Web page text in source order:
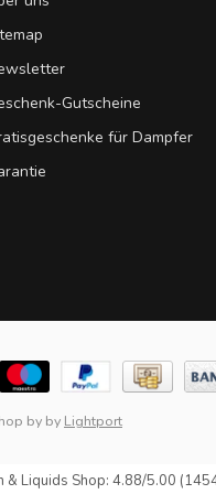
Gutscheine
für Dampfer
by by Lightport
& Liquids Shop: 4.88/5.00